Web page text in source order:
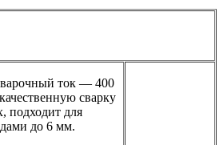
ток — 400
сварку
подходит для
до 6 мм.